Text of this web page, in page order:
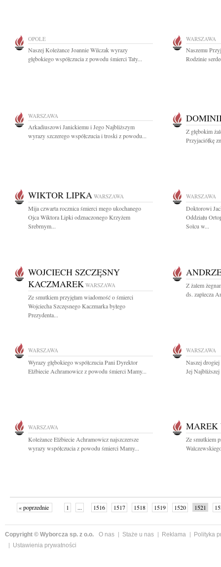
OPOLE
Naszej Koleżance Joannie Wilczak wyrazy
głębokiego współczucia z powodu śmierci Taty...
WARSZAWA
Naszemu
Rodzinie
WARSZAWA
Arkadiuszowi Janickiemu i Jego Najbliższym
wyrazy szczerego współczucia i troski z powodu...
Z głębokim
Przyjaciółkę
WIKTOR LIPKA WARSZAWA
Mija czwarta rocznica śmierci mego ukochanego
Ojca Wiktora Lipki odznaczonego Krzyżem
Srebrnym...
WARSZAWA
Doktorowi
Oddziału
Solcu w...
WOJCIECH SZCZĘSNY
KACZMAREK WARSZAWA
Ze smutkiem przyjęłam wiadomość o śmierci
Wojciecha Szczęsnego Kaczmarka byłego
Prezydenta...
Z żalem
ds. zaplecza
WARSZAWA
Wyrazy głębokiego współczucia Pani Dyrektor
Elżbiecie Achramowicz z powodu śmierci Mamy...
WARSZAWA
Naszej drogiej
Jej
WARSZAWA
Koleżance Elżbiecie Achramowicz najszczersze
wyrazy współczucia z powodu śmierci Mamy...
MAREK
Ze smutkiem
« poprzednie 1 ... 1516 1517 1518 1519 1520 1521
Copyright © Wyborcza sp. z o.o. O nas Staże u nas Reklama
Polityka
Ustawienia prywatności